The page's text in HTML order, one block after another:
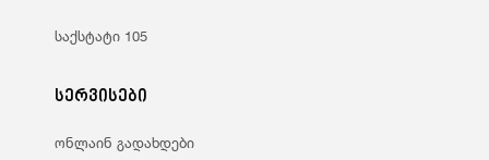
საქსტატი 105
სერვისები
ონლაინ გადახდები